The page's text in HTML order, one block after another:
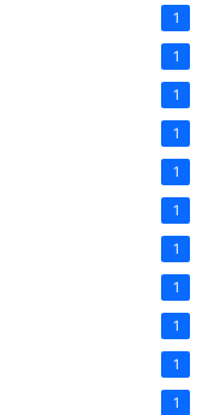
1
1
1
1
1
1
1
1
1
1
1